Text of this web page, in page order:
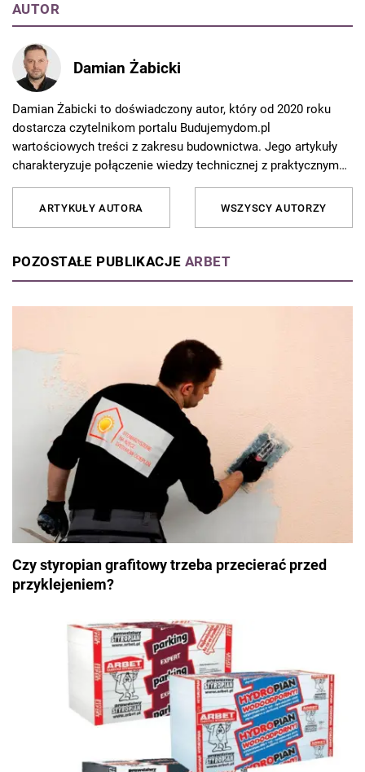
AUTOR
Damian Żabicki
Damian Żabicki to doświadczony autor, który od 2020 roku
dostarcza czytelnikom portalu Budujemydom.pl
wartościowych treści z zakresu budownictwa. Jego artykuły
charakteryzuje połączenie wiedzy technicznej z praktycznym
podejściem, co czyni je niezwykle przydatnymi zarówno dla
profesjonalistów, jak i osób planujących samodzielne prace
ARTYKUŁY AUTORA WSZYSCY AUTORZY
POZOSTAŁE PUBLIKACJE ARBET
Czy styropian grafitowy trzeba przecierać przed
przyklejeniem?